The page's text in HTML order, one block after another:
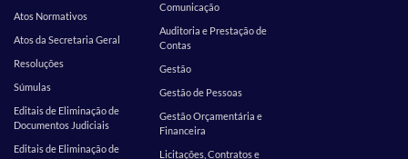
Atos Normativos
Atos da Secretaria Geral
Resoluções
Súmulas
Editais de Eliminação de
Documentos Judiciais
Editais de Eliminação de
Comunicação
Auditoria e Prestação de
Contas
Gestão
Gestão de Pessoas
Gestão Orçamentária e
Financeira
Licitações, Contratos e